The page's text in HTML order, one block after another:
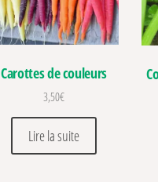
Carottes de couleurs
3,50€
Lire la suite